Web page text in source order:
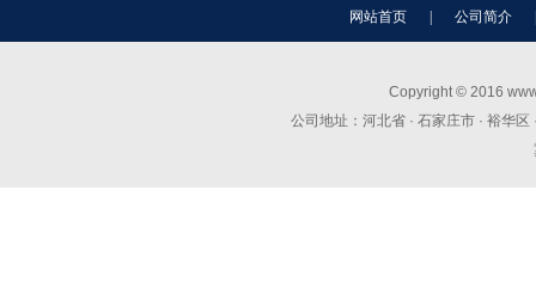
网站首页 公司简介
Copyright © 2016
公司地址：河北省 · 石家庄市 · 裕